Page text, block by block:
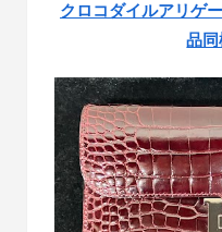
クロコダイルアリゲ
品同